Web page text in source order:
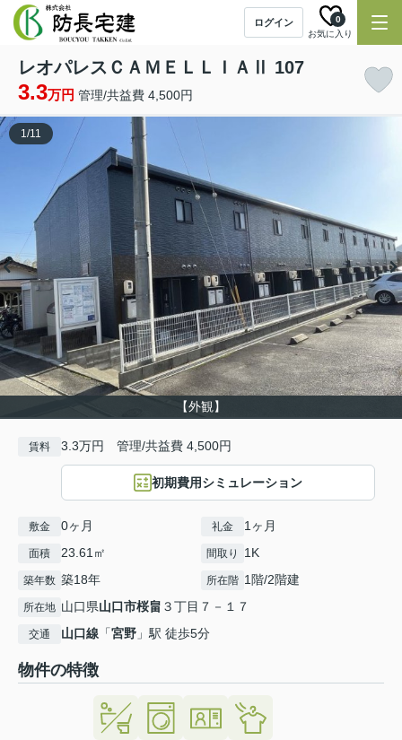
ログイン
お気に入り
0
レオパレスＣＡＭＥＬＬＩＡⅡ 107
3.3万円 管理/共益費 4,500円
【外観】
1/11
賃料 3.3万円 管理/共益費 4,500円
初期費用シミュレーション
敷金 0ヶ月 礼金 1ヶ月
面積 23.61㎡ 間取り 1K
築年数 築18年 所在階 1階/2階建
所在地 山口県山口市桜畠 ３丁目７－１７
交通 山口線 「宮野 」駅 徒歩5分
物件の特徴